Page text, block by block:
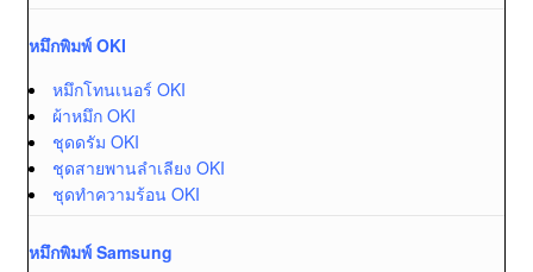
หมึกพิมพ์ OKI
หมึกโทนเนอร์ OKI
ผ้าหมึก OKI
ชุดดรัม OKI
ชุดสายพานลำเลียง OKI
ชุดทำความร้อน OKI
หมึกพิมพ์ Samsung